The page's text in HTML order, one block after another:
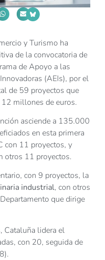
y Turismo ha
de la convocatoria de
de Apoyo a las
(AEIs), por el
de 59 proyectos que
millones de euros.
asciende a 135.000
en esta primera
con 11 proyectos, y
otros 11 proyectos.
con 9 proyectos, la
industrial, con otros
que dirige
Cataluña lidera el
con 20, seguida de